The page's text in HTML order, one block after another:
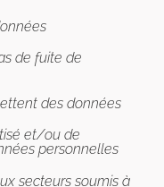
de fuite de
des données
et/ou de
personnelles
secteurs soumis à